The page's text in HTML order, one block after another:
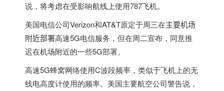
说，将考虑在受影响航线上使用787飞机。
美国电信公司Verizon和AT&T原定于周三在主要机场
附近部署高速5G电信服务，但在周二宣布，同意推
迟在机场附近的一些5G部署。
高速5G蜂窝网络使用C波段频率，类似于飞机上的无
线电高度计使用的频率。美国主要航空公司警告说，